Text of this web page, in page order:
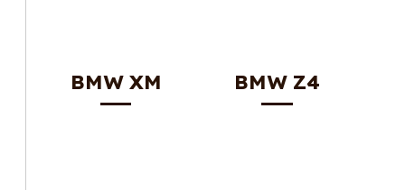
BMW XM BMW Z4